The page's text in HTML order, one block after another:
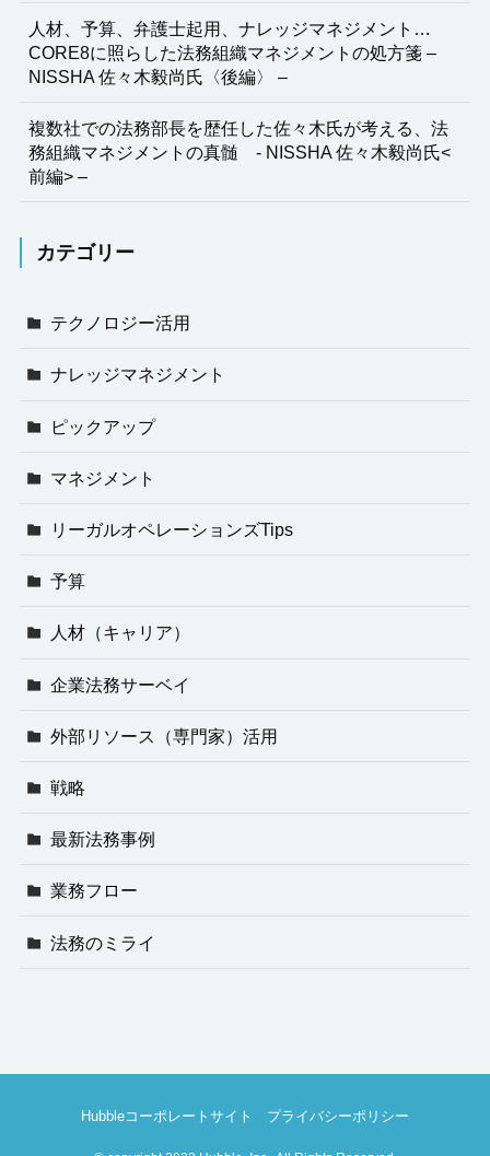
人材、予算、弁護士起用、ナレッジマネジメント…
CORE8に照らした法務組織マネジメントの処方箋 –
NISSHA 佐々木毅尚氏〈後編〉 –
複数社での法務部長を歴任した佐々木氏が考える、法
務組織マネジメントの真髄 - NISSHA 佐々木毅尚氏<
前編> –
カテゴリー
テクノロジー活用
ナレッジマネジメント
ピックアップ
マネジメント
リーガルオペレーションズTips
予算
人材（キャリア）
企業法務サーベイ
外部リソース（専門家）活用
戦略
最新法務事例
業務フロー
法務のミライ
Hubbleコーポレートサイト プライバシーポリシー